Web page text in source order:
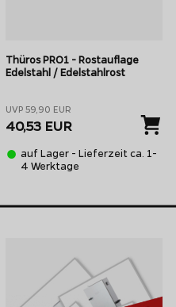
Durch die
Thüros PRO1 - Rostauflage
Edelstahl / Edelstahlrost
UVP 59,90 EUR
40,53 EUR
auf Lager - Lieferzeit ca. 1-
4 Werktage